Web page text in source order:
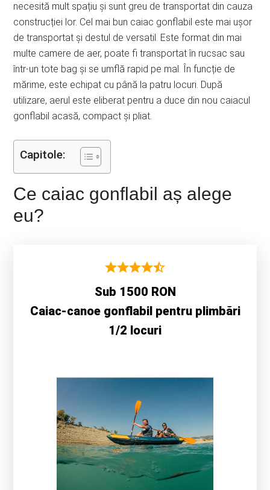
necesită mult spațiu și sunt greu de transportat din cauza
construcției lor. Cel mai bun caiac gonflabil este mai ușor
de transportat și destul de versatil. Este format din mai
multe camere de aer, poate fi transportat în rucsac sau
într-un tote bag și se umflă rapid pe mal. În funcție de
mărime, este echipat cu până la patru locuri. După
utilizare, aerul este eliberat pentru a duce din nou caiacul
gonflabil acasă, compact și pliat.
Capitole:
Ce caiac gonflabil aș alege
eu?
Sub 1500 RON
Caiac-canoe gonflabil pentru plimbări
1/2 locuri